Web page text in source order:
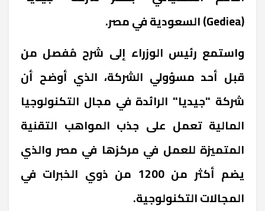
(
Gediea) السعودية في مصر.
واستمع رئيس الوزراء إلى شرح مُفصل من
قبل أحد مسؤولي الشركة، الذي أوضح أن
شركة "جيديا" الرائدة في مجال التكنولوجيا
المالية تعمل على جذب المواهب التقنية
المتميزة للعمل في مركزها في مصر والذي
يضم أكثر من 1200 من ذوي الخبرات في
المجالات التكنولوجية.